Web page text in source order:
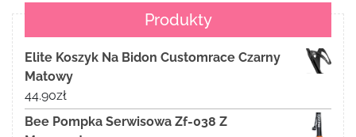
Produkty
Elite Koszyk Na Bidon Customrace Czarny
Matowy
44.90zł
Bee Pompka Serwisowa Zf-038 Z